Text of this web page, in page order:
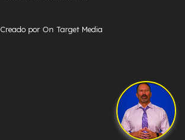
Creado por On Target Media